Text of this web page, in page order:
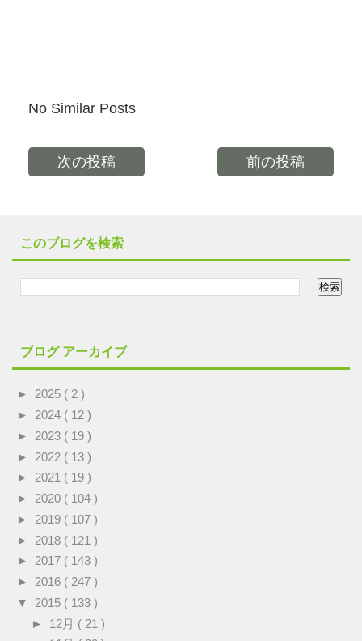
No Similar Posts
次の投稿 前の投稿
このブログを検索
ブログ アーカイブ
► 2025 ( 2 )
► 2024 ( 12 )
► 2023 ( 19 )
► 2022 ( 13 )
► 2021 ( 19 )
► 2020 ( 104 )
► 2019 ( 107 )
► 2018 ( 121 )
► 2017 ( 143 )
► 2016 ( 247 )
▼ 2015 ( 133 )
► 12月 ( 21 )